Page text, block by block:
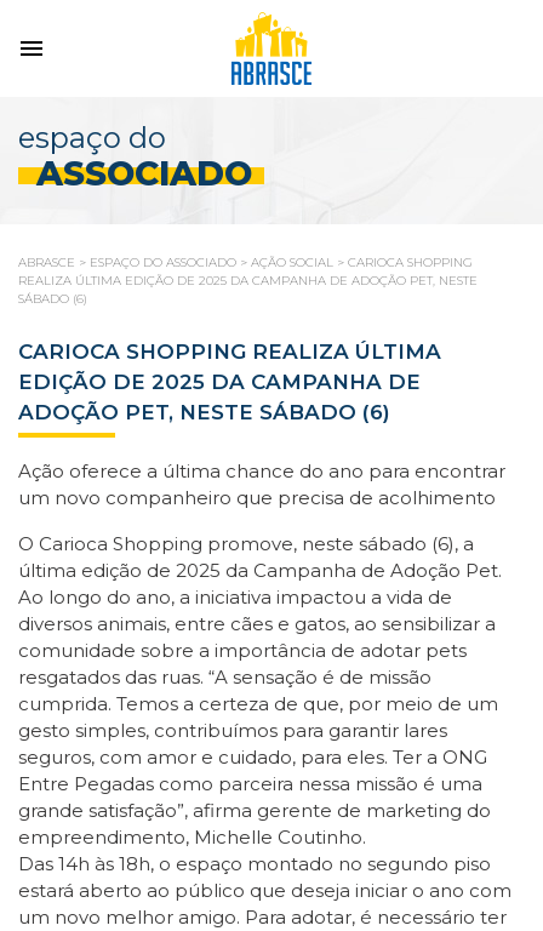
espaço do
ASSOCIADO
ABRASCE > ESPAÇO DO ASSOCIADO > AÇÃO SOCIAL > CARIOCA SHOPPING
REALIZA ÚLTIMA EDIÇÃO DE 2025 DA CAMPANHA DE ADOÇÃO PET, NESTE
SÁBADO (6)
CARIOCA SHOPPING REALIZA ÚLTIMA
EDIÇÃO DE 2025 DA CAMPANHA DE
ADOÇÃO PET, NESTE SÁBADO (6)
Ação oferece a última chance do ano para encontrar
um novo companheiro que precisa de acolhimento
O Carioca Shopping promove, neste sábado (6), a
última edição de 2025 da Campanha de Adoção Pet.
Ao longo do ano, a iniciativa impactou a vida de
diversos animais, entre cães e gatos, ao sensibilizar a
comunidade sobre a importância de adotar pets
resgatados das ruas. “A sensação é de missão
cumprida. Temos a certeza de que, por meio de um
gesto simples, contribuímos para garantir lares
seguros, com amor e cuidado, para eles. Ter a ONG
Entre Pegadas como parceira nessa missão é uma
grande satisfação”, afirma gerente de marketing do
empreendimento, Michelle Coutinho.
Das 14h às 18h, o espaço montado no segundo piso
estará aberto ao público que deseja iniciar o ano com
um novo melhor amigo. Para adotar, é necessário ter